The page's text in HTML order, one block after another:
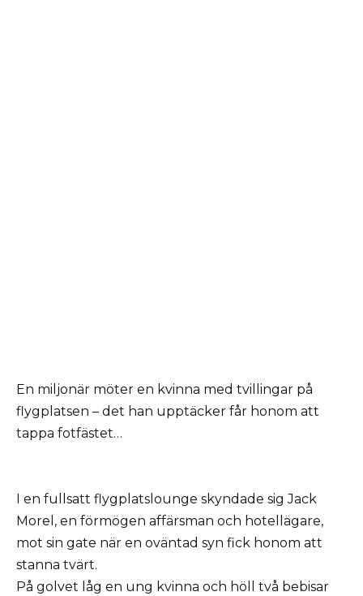
En miljonär möter en kvinna med tvillingar på
flygplatsen – det han upptäcker får honom att
tappa fotfästet…
I en fullsatt flygplatslounge skyndade sig Jack
Morel, en förmögen affärsman och hotellägare,
mot sin gate när en oväntad syn fick honom att
stanna tvärt.
På golvet låg en ung kvinna och höll två bebisar